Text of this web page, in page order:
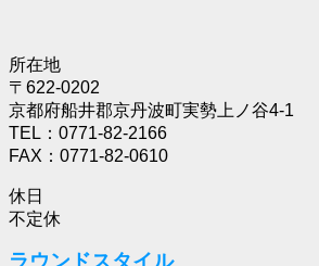
所在地
〒622-0202
京都府船井郡京丹波町実勢上ノ谷4-1
TEL：0771-82-2166
FAX：0771-82-0610
休日
不定休
ラウンドスタイル